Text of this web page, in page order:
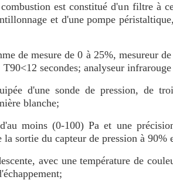
est constitué d'un filtre à
et d'une pompe
de mesure de 0 à 25%, mesureur
secondes; analyseur
d'une sonde de pression, de
blanche;
moins (0-100) Pa et une
sortie du capteur de pression à 90%
avec une température de